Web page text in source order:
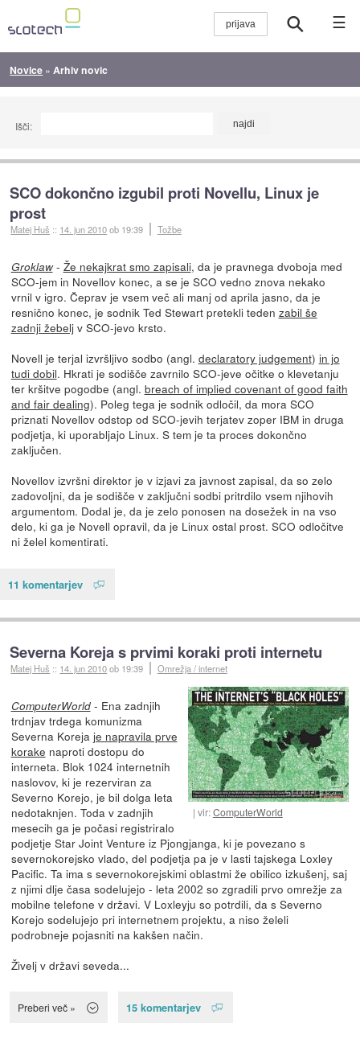
☰
Novice » Arhiv novic
Išči:
SCO dokončno izgubil proti Novellu, Linux je
prost
Matej Huš :: 14. jun 2010ob 19:39 Tožbe
Groklaw- Že nekajkrat smo zapisali, da je pravnega dvoboja med
SCO-jem in Novellov konec, a se je SCO vedno znova nekako
vrnil v igro. Čeprav je vsem več ali manj od aprila jasno, da je
resnično konec, je sodnik Ted Stewart pretekli teden zabil še
zadnji žebeljv SCO-jevo krsto.
Novell je terjal izvršljivo sodbo (angl. declaratory judgement) in jo
tudi dobil. Hkrati je sodišče zavrnilo SCO-jeve očitke o klevetanju
ter kršitve pogodbe (angl. breach of implied covenant of good faith
and fair dealing). Poleg tega je sodnik odločil, da mora SCO
priznati Novellov odstop od SCO-jevih terjatev zoper IBM in druga
podjetja, ki uporabljajo Linux. S tem je ta proces dokončno
zaključen.
Novellov izvršni direktor je v izjavi za javnost zapisal, da so zelo
zadovoljni, da je sodišče v zaključni sodbi pritrdilo vsem njihovih
argumentom. Dodal je, da je zelo ponosen na dosežek in na vso
delo, ki ga je Novell opravil, da je Linux ostal prost. SCO odločitve
ni želel komentirati.
11 komentarjev
Severna Koreja s prvimi koraki proti internetu
Matej Huš :: 14. jun 2010ob 19:39 Omrežja / internet
vir:ComputerWorld
ComputerWorld- Ena zadnjih
trdnjav trdega komunizma
Severna Koreja je napravila prve
korake naproti dostopu do
interneta. Blok 1024 internetnih
naslovov, ki je rezerviran za
Severno Korejo, je bil dolga leta
nedotaknjen. Toda v zadnjih
mesecih ga je počasi registriralo
podjetje Star Joint Venture iz Pjongjanga, ki je povezano s
severnokorejsko vlado, del podjetja pa je v lasti tajskega Loxley
Pacific. Ta ima s severnokorejskimi oblastmi že obilico izkušenj, saj
z njimi dlje časa sodelujejo - leta 2002 so zgradili prvo omrežje za
mobilne telefone v državi. V Loxleyju so potrdili, da s Severno
Korejo sodelujejo pri internetnem projektu, a niso želeli
podrobneje pojasniti na kakšen način.
Živelj v državi seveda...
Preberi več » 15 komentarjev